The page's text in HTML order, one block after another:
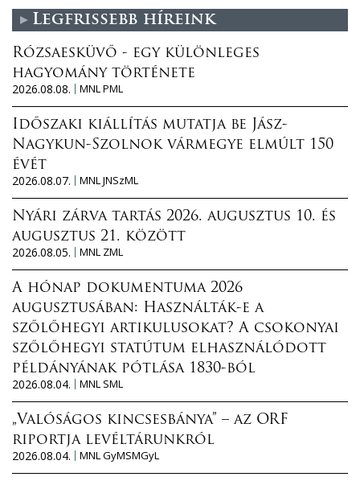
Legfrissebb híreink
Rózsaesküvő - egy különleges
hagyomány története
2026.08.08.
MNL PML
Időszaki kiállítás mutatja be Jász-
Nagykun-Szolnok vármegye elmúlt 150
évét
2026.08.07.
MNL JNSzML
Nyári zárva tartás 2026. augusztus 10. és
augusztus 21. között
2026.08.05.
MNL ZML
A hónap dokumentuma 2026
augusztusában: Használták-e a
szőlőhegyi artikulusokat? A csokonyai
szőlőhegyi statútum elhasználódott
példányának pótlása 1830-ból
2026.08.04.
MNL SML
„Valóságos kincsesbánya” – az ORF
riportja levéltárunkról
2026.08.04.
MNL GyMSMGyL